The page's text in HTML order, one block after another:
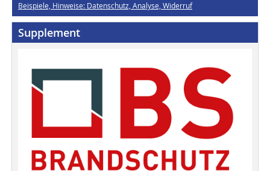
Beispiele, Hinweise: Datenschutz, Analyse, Widerruf
Supplement